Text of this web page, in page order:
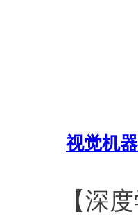
视觉机
【深